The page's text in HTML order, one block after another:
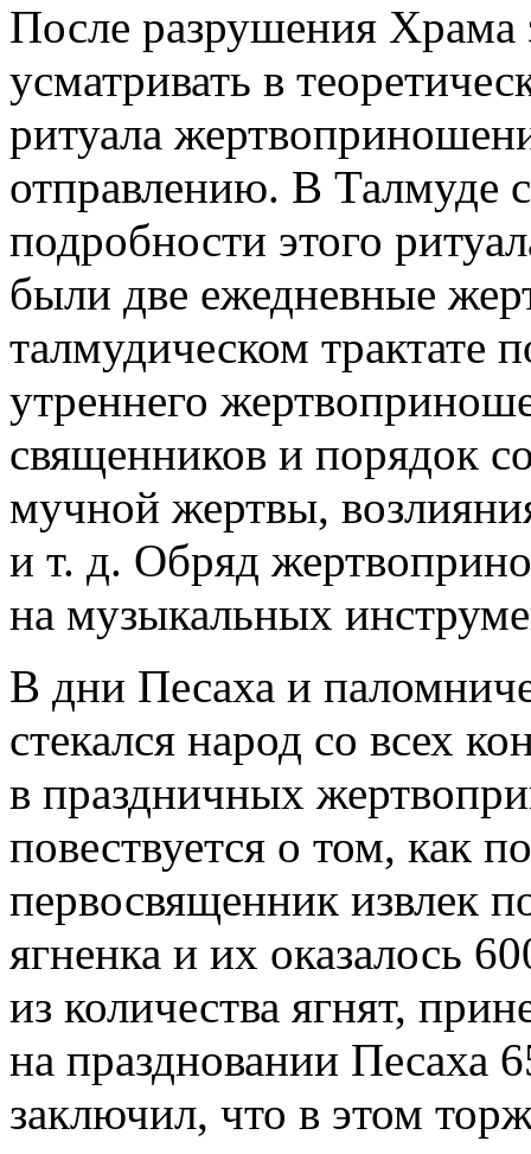
После разрушения Храма
усматривать в
ритуала
отправлению. В Талмуде
подробности этого
были две ежедневные
талмудическом трактате
утреннего
священников и порядок
мучной жертвы,
и т. д. Обряд
на музыкальных
В дни Песаха и
стекался народ со всех
в праздничных
повествуется о том, как
первосвященник извлек
ягненка и их оказалось
из количества ягнят,
на праздновании Песаха
заключил, что в этом